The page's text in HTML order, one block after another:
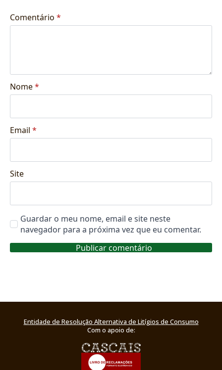
Comentário *
Nome*
Email *
Site
Guardar o meu nome, email e site neste
navegador para a próxima vez que eu comentar.
Entidade de Resolução Alternativa de Litígios de Consumo
Com o apoio de: